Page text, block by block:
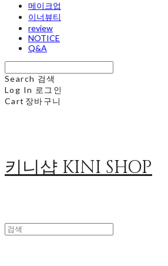
메이크업
이너뷰티
review
NOTICE
Q&A
Search 검색
Log In 로그인
Cart 장바구니
키니샵 KINI SHOP